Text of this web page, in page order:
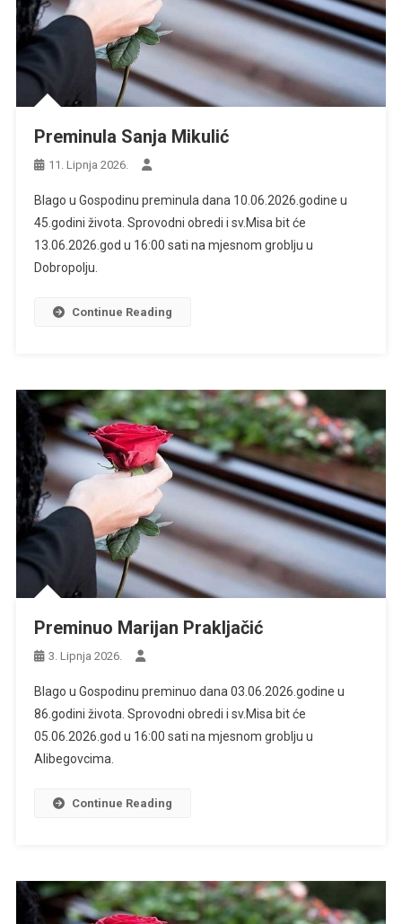
Preminula Sanja Mikulić
11. Lipnja 2026.
Blago u Gospodinu preminula dana 10.06.2026.godine u
45.godini života. Sprovodni obredi i sv.Misa bit će
13.06.2026.god u 16:00 sati na mjesnom groblju u
Dobropolju.
Continue Reading
Preminuo Marijan Prakljačić
3. Lipnja 2026.
Blago u Gospodinu preminuo dana 03.06.2026.godine u
86.godini života. Sprovodni obredi i sv.Misa bit će
05.06.2026.god u 16:00 sati na mjesnom groblju u
Alibegovcima.
Continue Reading